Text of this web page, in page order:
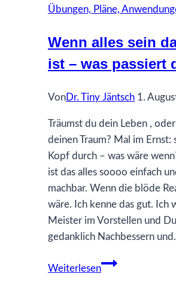
Übungen, Pläne,
Wenn alles sein
ist – was passiert
VonDr. Tiny Jäntsch 1.
Träumst du dein Leben ,
deinen Traum? Mal im Ernst:
Kopf durch – was wäre
ist das alles soooo einfach
machbar. Wenn die blöde
wäre. Ich kenne das gut. Ich
Meister im Vorstellen und
gedanklich Nachbessern
Weiterlesen
Wenn